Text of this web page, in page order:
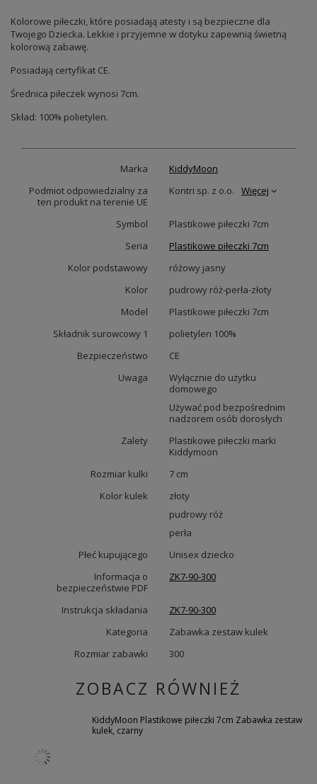
Kolorowe piłeczki, które posiadają atesty i są bezpieczne dla
Twojego Dziecka. Lekkie i przyjemne w dotyku zapewnią świetną
kolorową zabawę.
Posiadają certyfikat CE.
Średnica piłeczek wynosi 7cm.
Skład: 100% polietylen.
Marka
KiddyMoon
Podmiot odpowiedzialny za
ten produkt na terenie UE
Kontri sp. z o.o. Więcej
Symbol
Plastikowe piłeczki 7cm
Seria
Plastikowe piłeczki 7cm
Kolor podstawowy
różowy jasny
Kolor
pudrowy róż-perła-złoty
Model
Plastikowe piłeczki 7cm
Składnik surowcowy 1
polietylen 100%
Bezpieczeństwo
CE
Uwaga
Wyłącznie do użytku
domowego
Używać pod bezpośrednim
nadzorem osób dorosłych
Zalety
Plastikowe piłeczki marki
Kiddymoon
Rozmiar kulki
7 cm
Kolor kulek
złoty
pudrowy róż
perła
Płeć kupującego
Unisex dziecko
Informacja o
bezpieczeństwie PDF
ZK7-90-300
Instrukcja składania
ZK7-90-300
Kategoria
Zabawka zestaw kulek
Rozmiar zabawki
300
ZOBACZ RÓWNIEŻ
KiddyMoon Plastikowe piłeczki 7cm Zabawka zestaw
kulek, czarny